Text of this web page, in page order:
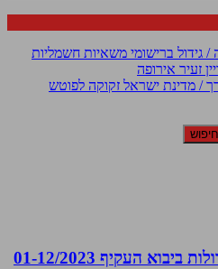
/ גידול ברישומי משאיות חשמליות
זעיר אירופה
/ מדינת ישראל זקוקה לפוטש